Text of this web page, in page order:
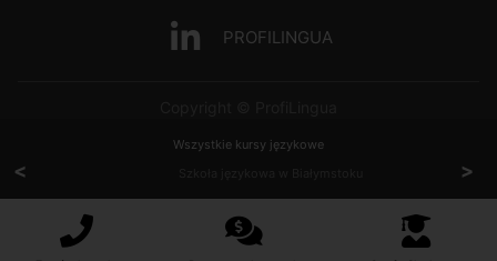
PROFILINGUA
Wszystkie kursy językowe
< >